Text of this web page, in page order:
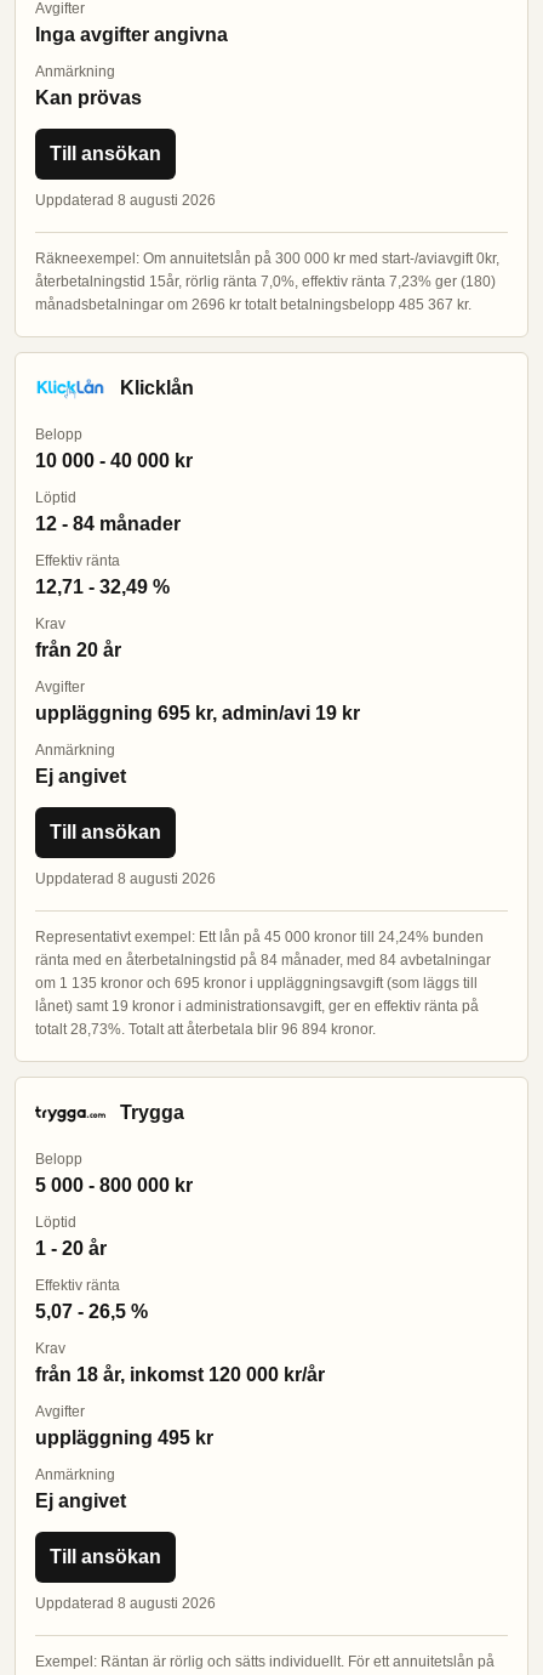
Avgifter
Inga avgifter angivna
Anmärkning
Kan prövas
Till ansökan
Uppdaterad 8 augusti 2026
Räkneexempel: Om annuitetslån på 300 000 kr med start-/aviavgift 0kr,
återbetalningstid 15år, rörlig ränta 7,0%, effektiv ränta 7,23% ger (180)
månadsbetalningar om 2696 kr totalt betalningsbelopp 485 367 kr.
Klicklån
Belopp
10 000 - 40 000 kr
Löptid
12 - 84 månader
Effektiv ränta
12,71 - 32,49 %
Krav
från 20 år
Avgifter
uppläggning 695 kr, admin/avi 19 kr
Anmärkning
Ej angivet
Till ansökan
Uppdaterad 8 augusti 2026
Representativt exempel: Ett lån på 45 000 kronor till 24,24% bunden
ränta med en återbetalningstid på 84 månader, med 84 avbetalningar
om 1 135 kronor och 695 kronor i uppläggningsavgift (som läggs till
lånet) samt 19 kronor i administrationsavgift, ger en effektiv ränta på
totalt 28,73%. Totalt att återbetala blir 96 894 kronor.
Trygga
Belopp
5 000 - 800 000 kr
Löptid
1 - 20 år
Effektiv ränta
5,07 - 26,5 %
Krav
från 18 år, inkomst 120 000 kr/år
Avgifter
uppläggning 495 kr
Anmärkning
Ej angivet
Till ansökan
Uppdaterad 8 augusti 2026
Exempel: Räntan är rörlig och sätts individuellt. För ett annuitetslån på